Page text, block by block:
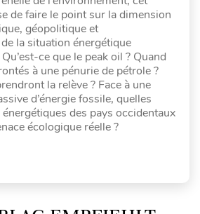
de faire le point sur la dimension
géopolitique et
la situation énergétique
ce que le peak oil ? Quand
à une pénurie de pétrole ?
la relève ? Face à une
d’énergie fossile, quelles
des pays occidentaux
écologique réelle ?